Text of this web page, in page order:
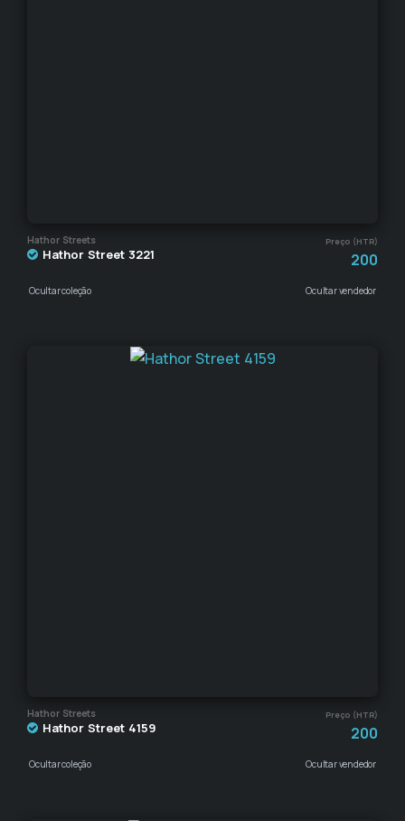
Hathor Streets Preço (HTR)
Hathor Street 3221 200
Ocultar coleção Ocultar vendedor
Hathor Streets Preço (HTR)
Hathor Street 4159 200
Ocultar coleção Ocultar vendedor